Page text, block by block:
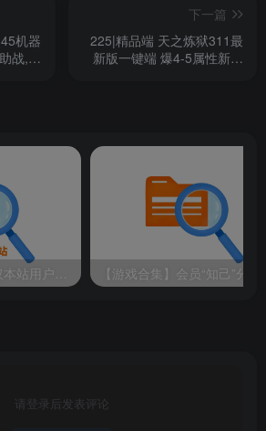
机器
战,新
下一篇
225|精品端 天之炼狱311最
新版一键端 爆4-5属性新图
请登录后发表评论